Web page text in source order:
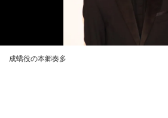
成蟜役の本郷奏多